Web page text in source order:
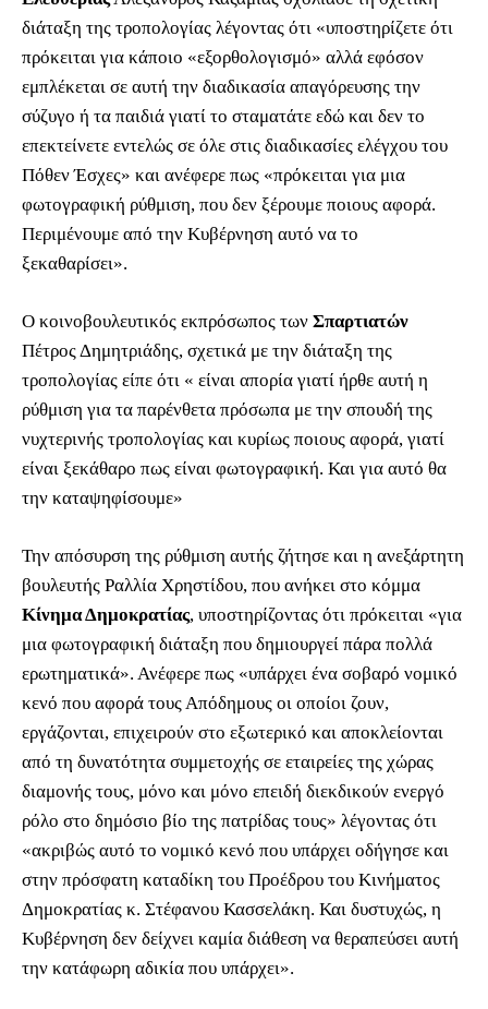
διάταξη της τροπολογίας λέγοντας ότι «υποστηρίζετε ότι
πρόκειται για κάποιο «εξορθολογισμό» αλλά εφόσον
εμπλέκεται σε αυτή την διαδικασία απαγόρευσης την
σύζυγο ή τα παιδιά γιατί το σταματάτε εδώ και δεν το
επεκτείνετε εντελώς σε όλε στις διαδικασίες ελέγχου του
Πόθεν Έσχες» και ανέφερε πως «πρόκειται για μια
φωτογραφική ρύθμιση, που δεν ξέρουμε ποιους αφορά.
Περιμένουμε από την Κυβέρνηση αυτό να το
ξεκαθαρίσει».
Ο κοινοβουλευτικός εκπρόσωπος των Σπαρτιατών
Πέτρος Δημητριάδης, σχετικά με την διάταξη της
τροπολογίας είπε ότι « είναι απορία γιατί ήρθε αυτή η
ρύθμιση για τα παρένθετα πρόσωπα με την σπουδή της
νυχτερινής τροπολογίας και κυρίως ποιους αφορά, γιατί
είναι ξεκάθαρο πως είναι φωτογραφική. Και για αυτό θα
την καταψηφίσουμε»
Την απόσυρση της ρύθμιση αυτής ζήτησε και η ανεξάρτητη
βουλευτής Ραλλία Χρηστίδου, που ανήκει στο κόμμα
Κίνημα Δημοκρατίας, υποστηρίζοντας ότι πρόκειται «για
μια φωτογραφική διάταξη που δημιουργεί πάρα πολλά
ερωτηματικά». Ανέφερε πως «υπάρχει ένα σοβαρό νομικό
κενό που αφορά τους Απόδημους οι οποίοι ζουν,
εργάζονται, επιχειρούν στο εξωτερικό και αποκλείονται
από τη δυνατότητα συμμετοχής σε εταιρείες της χώρας
διαμονής τους, μόνο και μόνο επειδή διεκδικούν ενεργό
ρόλο στο δημόσιο βίο της πατρίδας τους» λέγοντας ότι
«ακριβώς αυτό το νομικό κενό που υπάρχει οδήγησε και
στην πρόσφατη καταδίκη του Προέδρου του Κινήματος
Δημοκρατίας κ. Στέφανου Κασσελάκη. Και δυστυχώς, η
Κυβέρνηση δεν δείχνει καμία διάθεση να θεραπεύσει αυτή
την κατάφωρη αδικία που υπάρχει».